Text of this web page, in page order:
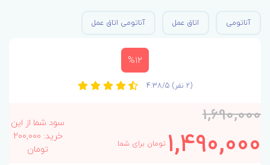
آناتومی اتاق عمل آناتومی اتاق عمل
%12
4.38/5 (2 نفر)
1,690,000
1,490,000 تومان برای شما
سود شما از این
خرید: 200,000
تومان